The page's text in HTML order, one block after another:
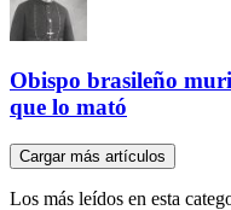
Obispo brasileño
que lo mató
Cargar más artículos
Los más leídos en esta